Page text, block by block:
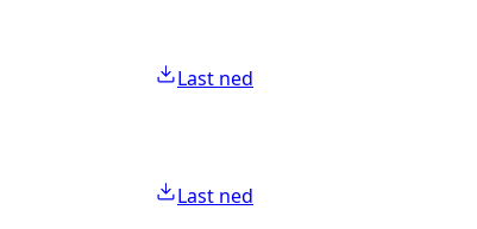
Last ned
Last ned